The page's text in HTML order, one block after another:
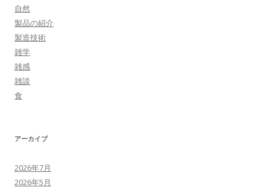
自然
製品の紹介
製造技術
雑学
雑感
雑談
食
アーカイブ
2026年7月
2026年5月